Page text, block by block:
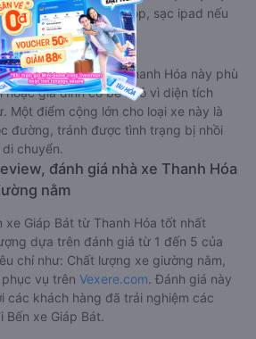
điện thoại, sạc laptop, sạc ipad nếu
Bến xe Giáp Bát từ Thanh Hóa này phù
hoặc gia đình có bé nhỏ vì diện tích
Một điểm cộng lớn cho loại xe này là
đường, tránh được tình trạng bị nhồi
chuyển.
đánh giá nhà xe Thanh Hóa
nằm
xe Giáp Bát từ Thanh Hóa tốt nhất
dựa trên đánh giá từ 1 đến 5 của
chí như: Chất lượng xe giường nằm,
vụ trên Vexere.com. Đánh giá này
các khách hàng đã trải nghiệm các
Bến xe Giáp Bát.